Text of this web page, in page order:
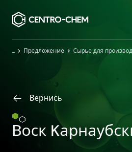
ГлавнаяПредложение Сырье для
Вернись
Воск